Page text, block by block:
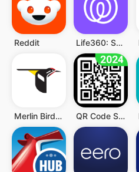
Reddit Life360: Standort teilen
Merlin Bird ID von Cornell Lab QR Code Scanner (Deutsch)